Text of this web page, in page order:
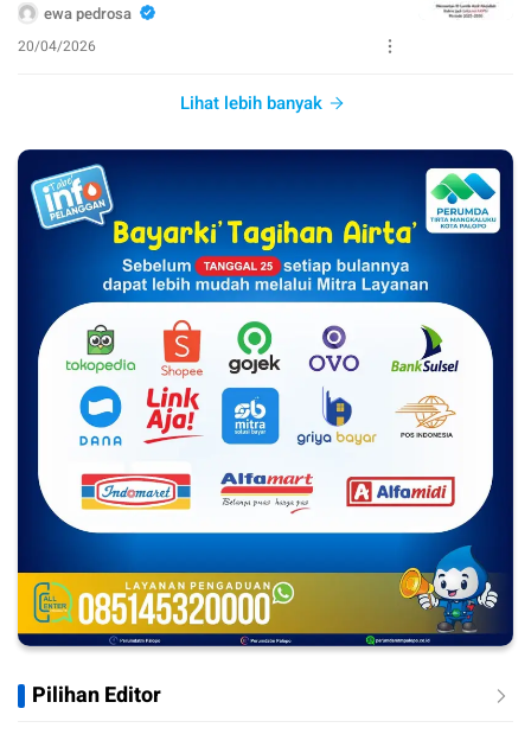
ewa pedrosa
20/04/2026
Lihat lebih banyak
Pilihan Editor